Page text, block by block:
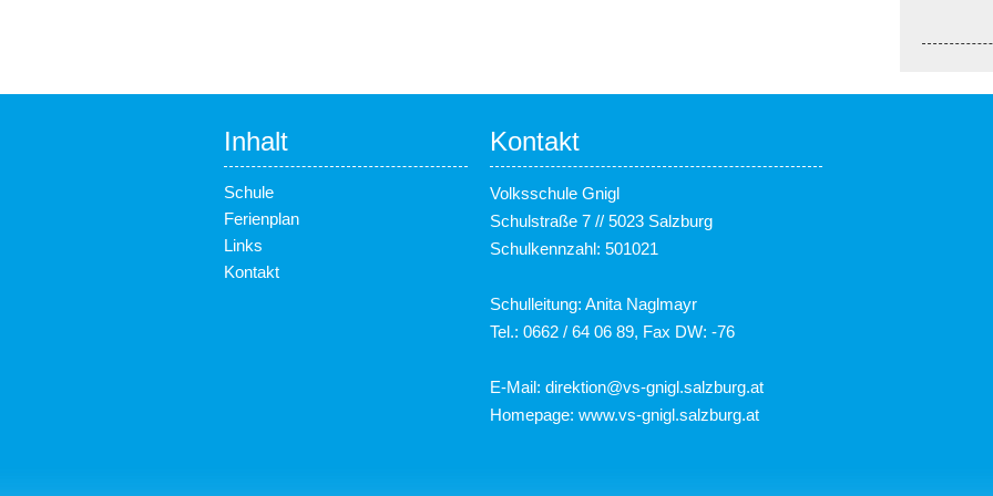
Inhalt
Schule
Ferienplan
Links
Kontakt
Kontakt
Volksschule Gnigl
Schulstraße 7 // 5023 Salzburg
Schulkennzahl: 501021
Schulleitung: Anita Naglmayr
Tel.: 0662 / 64 06 89, Fax DW: -76
E-Mail: direktion@vs-gnigl.salzburg.at
Homepage: www.vs-gnigl.salzburg.at